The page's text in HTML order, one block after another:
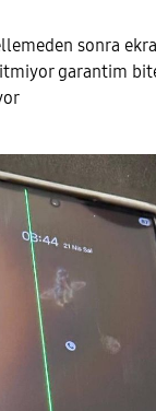
sonra
garantim